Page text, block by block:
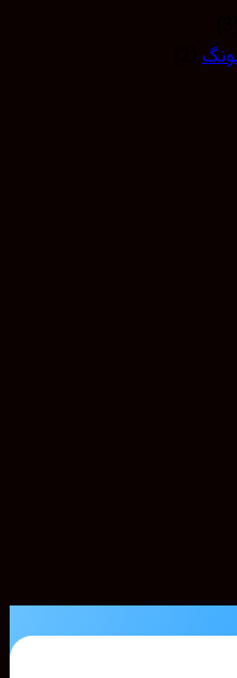
(2)